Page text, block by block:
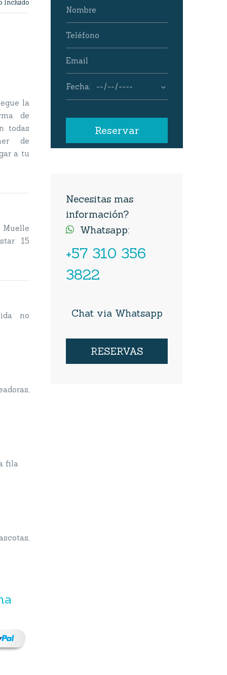
Incluido
la
de
todas
de
a tu
Muelle
15
no
fila
Necesitas mas
información?
 Whatsapp:
+57 310 356
3822
Chat via Whatsapp
RESERVAS